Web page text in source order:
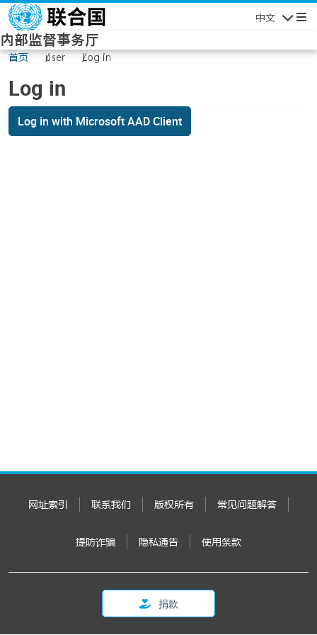
Skip to main content
中文
内部监督事务厅
首页 user Log in
Log in
Log in with Microsoft AAD Client
网址索引 联系我们 版权所有 常见问题解答
提防诈骗 隐私通告 使用条款
捐款